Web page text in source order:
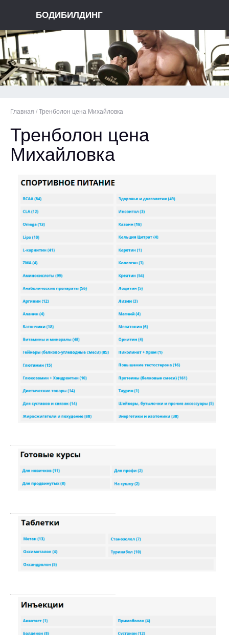
БОДИБИЛДИНГ
Главная / Тренболон цена Михайловка
Тренболон цена
Михайловка